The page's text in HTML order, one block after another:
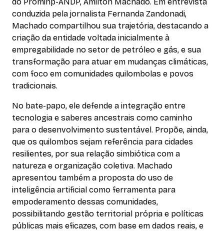
conduzida pela jornalista Fernanda Zandonadi,
Machado compartilhou sua trajetória, destacando a
criação da entidade voltada inicialmente à
empregabilidade no setor de petróleo e gás, e sua
transformação para atuar em mudanças climáticas,
com foco em comunidades quilombolas e povos
tradicionais.
No bate-papo, ele defende a integração entre
tecnologia e saberes ancestrais como caminho
para o desenvolvimento sustentável. Propõe, ainda,
que os quilombos sejam referência para cidades
resilientes, por sua relação simbiótica com a
natureza e organização coletiva. Machado
apresentou também a proposta do uso de
inteligência artificial como ferramenta para
empoderamento dessas comunidades,
possibilitando gestão territorial própria e políticas
públicas mais eficazes, com base em dados reais, e